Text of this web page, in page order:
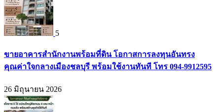
5
ขายอาคารสำนักงานพร้อมที่ดิน โอกาสการลงทุนอันทรง
คุณค่าใจกลางเมืองชลบุรี พร้อมใช้งานทันที โทร 094-9912595
26 มิถุนายน 2026